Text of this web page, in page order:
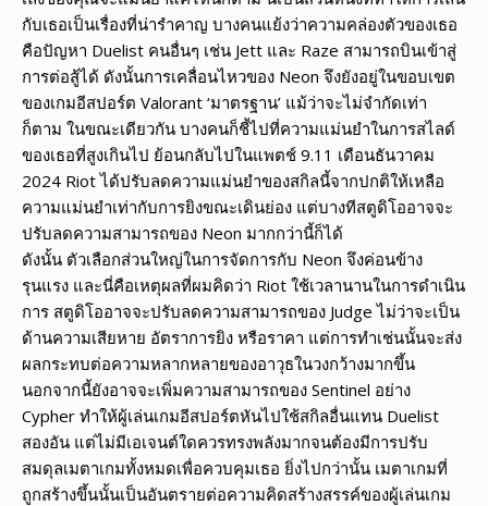
กับเธอเป็นเรื่องที่น่ารำคาญ บางคนแย้งว่าความคล่องตัวของเธอ
คือปัญหา Duelist คนอื่นๆ เช่น Jett และ Raze สามารถบินเข้าสู่
การต่อสู้ได้ ดังนั้นการเคลื่อนไหวของ Neon จึงยังอยู่ในขอบเขต
ของเกมอีสปอร์ต Valorant ‘มาตรฐาน’ แม้ว่าจะไม่จำกัดเท่า
ก็ตาม ในขณะเดียวกัน บางคนก็ชี้ไปที่ความแม่นยำในการสไลด์
ของเธอที่สูงเกินไป ย้อนกลับไปในแพตช์ 9.11 เดือนธันวาคม
2024 Riot ได้ปรับลดความแม่นยำของสกิลนี้จากปกติให้เหลือ
ความแม่นยำเท่ากับการยิงขณะเดินย่อง แต่บางทีสตูดิโออาจจะ
ปรับลดความสามารถของ Neon มากกว่านี้ก็ได้
ดังนั้น ตัวเลือกส่วนใหญ่ในการจัดการกับ Neon จึงค่อนข้าง
รุนแรง และนี่คือเหตุผลที่ผมคิดว่า Riot ใช้เวลานานในการดำเนิน
การ สตูดิโออาจจะปรับลดความสามารถของ Judge ไม่ว่าจะเป็น
ด้านความเสียหาย อัตราการยิง หรือราคา แต่การทำเช่นนั้นจะส่ง
ผลกระทบต่อความหลากหลายของอาวุธในวงกว้างมากขึ้น
นอกจากนี้ยังอาจจะเพิ่มความสามารถของ Sentinel อย่าง
Cypher ทำให้ผู้เล่นเกมอีสปอร์ตหันไปใช้สกิลอื่นแทน Duelist
สองอัน แต่ไม่มีเอเจนต์ใดควรทรงพลังมากจนต้องมีการปรับ
สมดุลเมตาเกมทั้งหมดเพื่อควบคุมเธอ ยิ่งไปกว่านั้น เมตาเกมที่
ถูกสร้างขึ้นนั้นเป็นอันตรายต่อความคิดสร้างสรรค์ของผู้เล่นเกม